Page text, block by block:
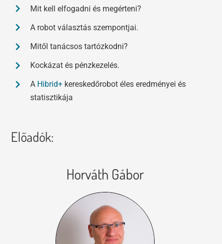
Mit kell elfogadni és megérteni?
A robot választás szempontjai.
Mitől tanácsos tartózkodni?
Kockázat és pénzkezelés.
A Hibrid+kereskedőrobot éles eredményei és
statisztikája
Előadók:
Horváth Gábor